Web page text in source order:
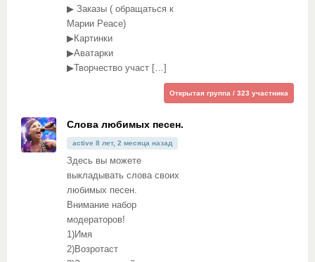
▶ Заказы ( обращаться к
Марии Peace)
▶Картинки
▶Аватарки
▶Творчество участ […]
Открытая группа / 323 участника
Слова любимых песен.
active 8 лет, 2 месяца назад
Здесь вы можете
выкладывать слова своих
любимых песен.
Внимание набор
модераторов!
1)Имя
2)Возротаст